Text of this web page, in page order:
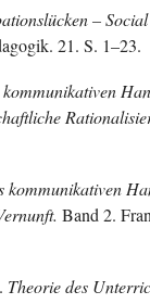
–
21. S. 1–23.
kommunikativen
Band 2.
Theorie des